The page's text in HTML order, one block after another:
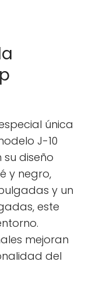
única
J-10
su diseño
y negro,
y un
este
mejoran
del